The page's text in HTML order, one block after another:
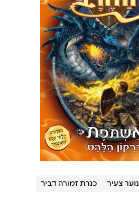
נוער צעיר כנרת זמורה דביר